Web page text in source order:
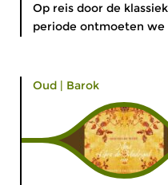
Op reis door de
periode ontmoeten we
Oud | Barok